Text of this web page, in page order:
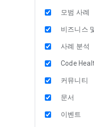
모범 사례
비즈니스
사례 분석
Code
커뮤니티
문서
이벤트